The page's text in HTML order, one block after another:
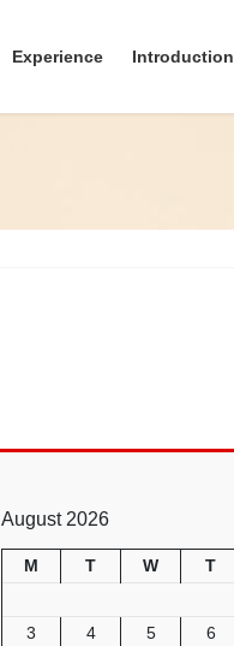
Experience Introduction
August 2026
M T W T
3
4 5 6